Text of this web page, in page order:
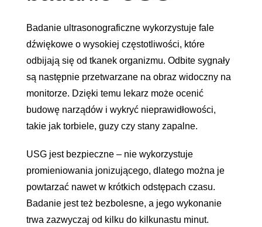
Badanie ultrasonograficzne wykorzystuje fale
dźwiękowe o wysokiej częstotliwości, które
odbijają się od tkanek organizmu. Odbite sygnały
są następnie przetwarzane na obraz widoczny na
monitorze. Dzięki temu lekarz może ocenić
budowę narządów i wykryć nieprawidłowości,
takie jak torbiele, guzy czy stany zapalne.
USG jest bezpieczne – nie wykorzystuje
promieniowania jonizującego, dlatego można je
powtarzać nawet w krótkich odstępach czasu.
Badanie jest też bezbolesne, a jego wykonanie
trwa zazwyczaj od kilku do kilkunastu minut.